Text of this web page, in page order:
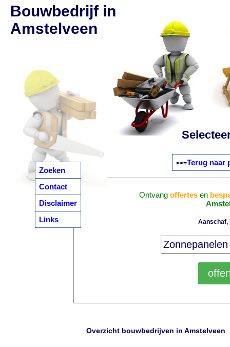
Zoeken
Contact
Disclaimer
Links
Bouwbedrijf in
Amstelveen
<<=Terug naar
Ontvang offertesen
Aanschaf,
Overzicht bouwbedrijven in Amstelveen